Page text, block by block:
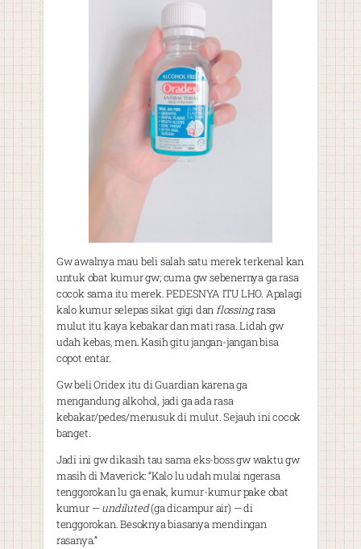
Gw awalnya mau beli salah satu merek terkenal kan
untuk obat kumur gw; cuma gw sebenernya ga rasa
cocok sama itu merek. PEDESNYA ITU LHO. Apalagi
kalo kumur selepas sikat gigi danflossing; rasa
mulut itu kaya kebakar dan mati rasa. Lidah gw
udah kebas, men. Kasih gitu jangan-jangan bisa
copot entar.
Gw beli Oridex itu di Guardian karena ga
mengandung alkohol, jadi ga ada rasa
kebakar/pedes/menusuk di mulut. Sejauh ini cocok
banget.
Jadi ini gw dikasih tau sama eks-boss gw waktu gw
masih di Maverick: “Kalo lu udah mulai ngerasa
tenggorokan lu ga enak, kumur-kumur pake obat
kumur —undiluted(ga dicampur air) — di
tenggorokan. Besoknya biasanya mendingan
rasanya.”